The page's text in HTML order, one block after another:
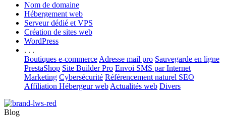
Nom de domaine
Hébergement web
Serveur dédié et VPS
Création de sites web
WordPress
. . .
Boutiques e-commerce Adresse mail pro Sauvegarde en ligne
PrestaShop Site Builder Pro Envoi SMS par Internet
Marketing Cybersécurité Référencement naturel SEO
Affiliation Hébergeur web Actualités web Divers
Blog